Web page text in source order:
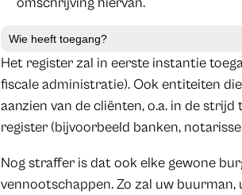
Wie heeft toegang?
Het register zal in eerste instantie
fiscale administratie). Ook entiteiten
aanzien van de cliënten, o.a. in de
register (bijvoorbeeld banken,
Nog straffer is dat ook elke gewone
vennootschappen. Zo zal uw